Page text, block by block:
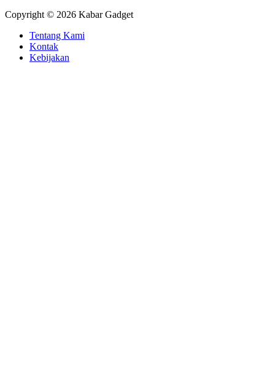
Copyright © 2026 Kabar Gadget
Tentang Kami
Kontak
Kebijakan